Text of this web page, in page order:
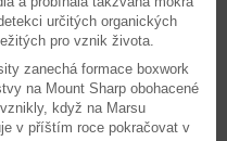
určitých organických
pro vznik života.
zanechá formace boxwork
na Mount Sharp obohacené
když na Marsu
v příštím roce pokračovat v